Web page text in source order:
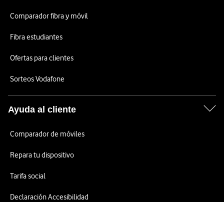
Comparador fibra y móvil
Fibra estudiantes
Ofertas para clientes
Sorteos Vodafone
Ayuda al cliente
Comparador de móviles
Repara tu dispositivo
Tarifa social
Declaración Accesibilidad